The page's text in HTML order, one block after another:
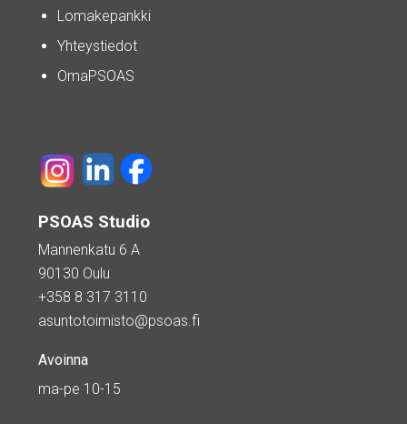
Lomakepankki
Yhteystiedot
OmaPSOAS
PSOAS Studio
Mannenkatu 6 A
90130 Oulu
+358 8 317 3110
asuntotoimisto@psoas.fi
Avoinna
ma-pe 10-15